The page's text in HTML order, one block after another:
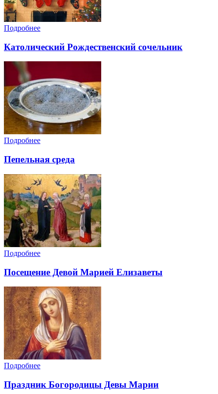
Подробнее
Католический Рождественский сочельник
Подробнее
Пепельная среда
Подробнее
Посещение Девой Марией Елизаветы
Подробнее
Праздник Богородицы Девы Марии